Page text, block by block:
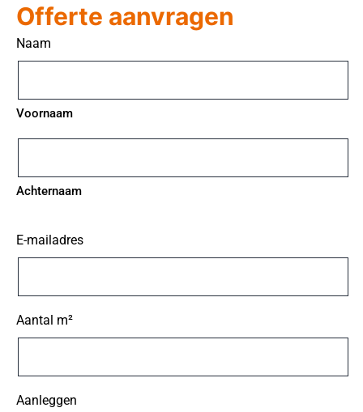
Offerte aanvragen
Naam
Voornaam
Achternaam
E-mailadres
Aantal m²
Aanleggen